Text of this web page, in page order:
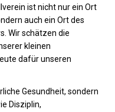
ist nicht nur ein Ort
auch ein Ort des
Wir schätzen die
kleinen
dafür unseren
Gesundheit, sondern
Disziplin,